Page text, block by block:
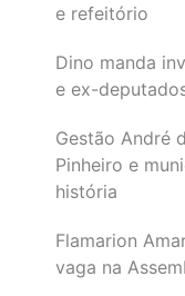
e refeitório
Dino manda
e ex-
Gestão André
Pinheiro e
história
Flamarion
vaga na